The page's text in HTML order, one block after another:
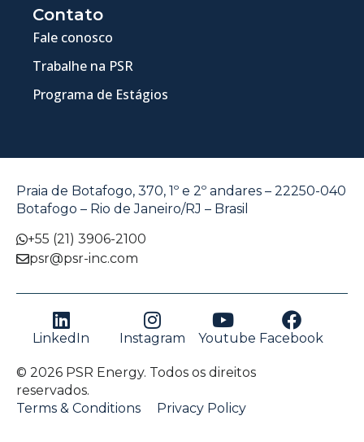
Contato
Fale conosco
Trabalhe na PSR
Programa de Estágios
Praia de Botafogo, 370, 1º e 2º andares – 22250-040
Botafogo – Rio de Janeiro/RJ – Brasil
+55 (21) 3906-2100
psr@psr-inc.com
LinkedIn Instagram Youtube Facebook
© 2026 PSR Energy. Todos os direitos
reservados.
Terms & Conditions
Privacy Policy